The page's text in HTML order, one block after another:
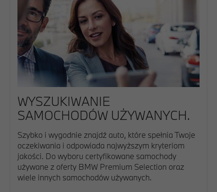
WYSZUKIWANIE
SAMOCHODÓW UŻYWANYCH.
Szybko i wygodnie znajdź auto, które spełnia Twoje
oczekiwania i odpowiada najwyższym kryteriom
jakości. Do wyboru certyfikowane samochody
używane z oferty BMW Premium Selection oraz
wiele innych samochodów używanych.